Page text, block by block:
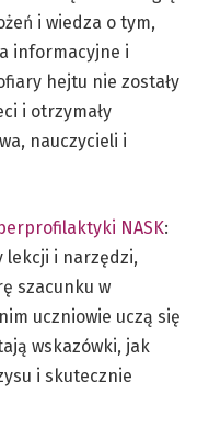
i wiedza o tym,
informacyjne i
hejtu nie zostały
i otrzymały
nauczycieli i
NASK:
lekcji i narzędzi,
szacunku w
uczniowie uczą się
wskazówki, jak
i skutecznie